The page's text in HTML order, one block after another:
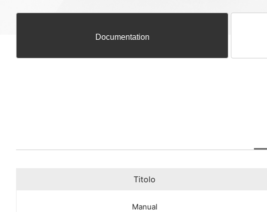
Documentation
Titolo
Manual